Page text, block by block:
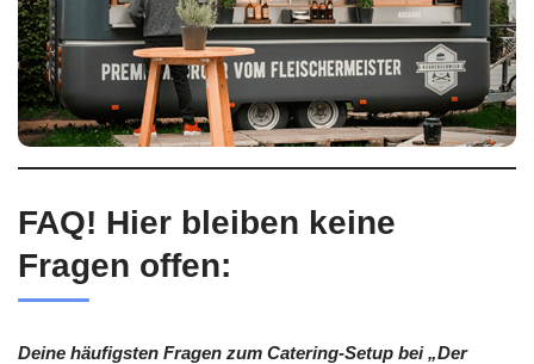
FAQ! Hier bleiben keine
Fragen offen:
Deine häufigsten Fragen zum Catering-Setup bei „Der